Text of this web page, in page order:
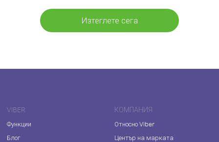
Изтеглете сега
VIBER
Функции
Блог
КОМПАНИЯ
Относно Viber
Център на марката